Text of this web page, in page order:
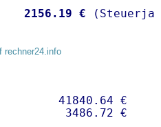
2156.19 €
rechner24.info
41840.64 €